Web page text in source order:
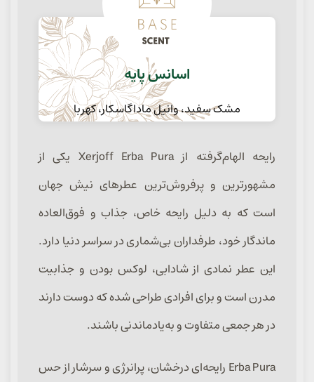
اسانس پایه
مشک سفید، وانیل ماداگاسکار، کهربا
رایحه الهام‌گرفته از Xerjoff Erba Pura یکی از
مشهورترین و پرفروش‌ترین عطرهای نیش جهان
است که به دلیل رایحه خاص، جذاب و فوق‌العاده
ماندگار خود، طرفداران بی‌شماری در سراسر دنیا دارد.
این عطر نمادی از شادابی، لوکس بودن و جذابیت
مدرن است و برای افرادی طراحی شده که دوست دارند
در هر جمعی متفاوت و به‌یادماندنی باشند.
Erba Pura رایحه‌ای درخشان، پرانرژی و سرشار از حس